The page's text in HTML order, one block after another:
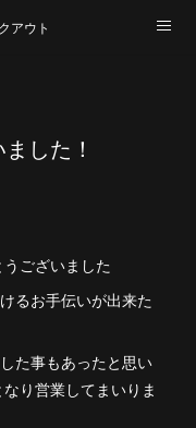
アウト
した！
ございました
るお手伝いが出来た
た事もあったと思い
り営業してまいりま